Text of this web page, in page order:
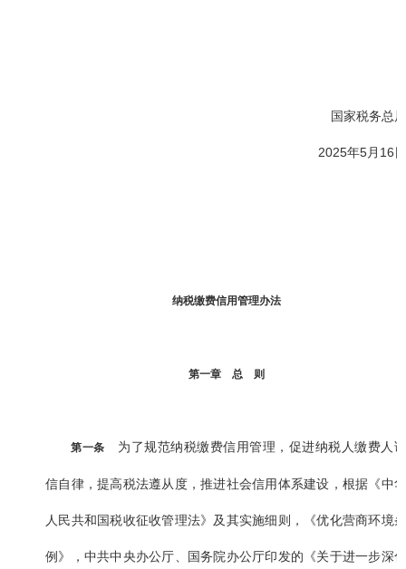
国家税务总局
2025年5月16日
纳税缴费信用管理办法
第一章 总 则
第一条 为了规范纳税缴费信用管理，促进纳税人缴费人
信自律，提高税法遵从度，推进社会信用体系建设，根据《中华
人民共和国税收征收管理法》及其实施细则，《优化营商环境条
例》，中共中央办公厅、国务院办公厅印发的《关于进一步深化